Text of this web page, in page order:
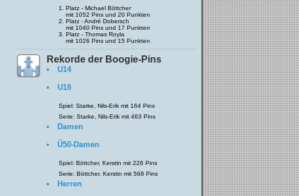
1. Platz - Michael Böttcher
mit 1052 Pins und 20 Punkten
2. Platz - André Dobersch
mit 1040 Pins und 17 Punkten
3. Platz - Thomas Royla
mit 1026 Pins und 15 Punkten
Rekorde der Boogie-Pins
U14
U18
Spiel: Starke, Nils-Erik mit 164 Pins
Serie: Starke, Nils-Erik mit 463 Pins
Damen
Ü50-Damen
Spiel: Böttcher, Kerstin mit 226 Pins
Serie: Böttcher, Kerstin mit 568 Pins
Herren